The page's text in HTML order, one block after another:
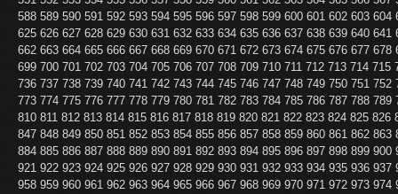
588 589 590 591 592 593 594 595 596 597 598 599 600 601 602 603 604
625 626 627 628 629 630 631 632 633 634 635 636 637 638 639 640 641
662 663 664 665 666 667 668 669 670 671 672 673 674 675 676 677 678
699 700 701 702 703 704 705 706 707 708 709 710 711 712 713 714 715
736 737 738 739 740 741 742 743 744 745 746 747 748 749 750 751 752
773 774 775 776 777 778 779 780 781 782 783 784 785 786 787 788 789
810 811 812 813 814 815 816 817 818 819 820 821 822 823 824 825 826
847 848 849 850 851 852 853 854 855 856 857 858 859 860 861 862 863
884 885 886 887 888 889 890 891 892 893 894 895 896 897 898 899 900
921 922 923 924 925 926 927 928 929 930 931 932 933 934 935 936 937
958 959 960 961 962 963 964 965 966 967 968 969 970 971 972 973 974